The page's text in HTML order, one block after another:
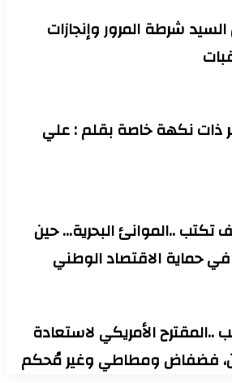
شرطة المرور وإنجازات
ذات نكهة خاصة بقلم : علي
..الموانئ البحرية… حين
حماية الاقتصاد الوطني
..المقترح الأمريكي لاستعادة
فضفاض ومطاطي وغير مُحكم